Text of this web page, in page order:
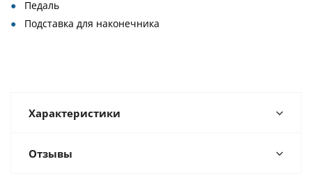
Педаль
Подставка для наконечника
Характеристики
Отзывы